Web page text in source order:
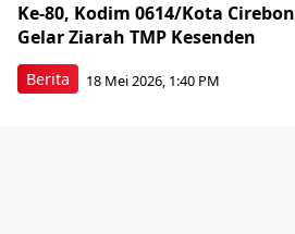
Berita
Ke-80, Kodim 0614/Kota Cirebon
Gelar Ziarah TMP Kesenden
18 Mei 2026, 1:40 PM